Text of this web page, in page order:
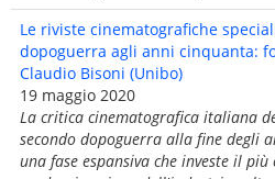
Le riviste cinematografiche
dopoguerra agli anni cinquanta:
Claudio Bisoni (Unibo)
19 maggio 2020
La critica cinematografica italiana
secondo dopoguerra alla fine degli
una fase espansiva che investe il